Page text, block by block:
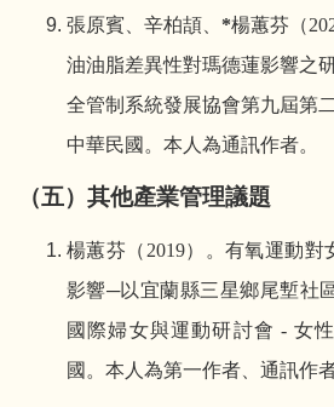
張原賓、辛柏頡、 *楊蕙芬 （
油油脂差異性對瑪德蓮影響之
全管制系統發展協會第九屆第
中華民國。本人為通訊作者。
（五） 其他產業管理議題
楊蕙芬（ 2019）。有氧運動對
影響─以宜蘭縣三星鄉尾塹社
國際婦女與運動研討會 - 女
國。本人為第一作者、通訊作者